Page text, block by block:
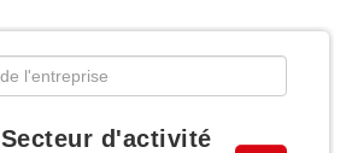
Secteur d'activité